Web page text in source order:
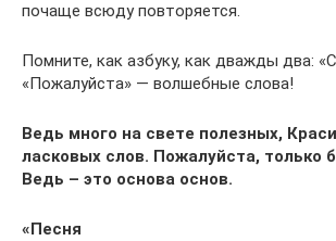
почаще всюду повторяется.
Помните, как азбуку, как дважды два:
«Пожалуйста» — волшебные слова!
Ведь много на свете полезных,
ласковых слов. Пожалуйста, только
Ведь – это основа основ.
«Песня